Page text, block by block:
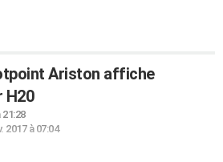
Ariston affiche
H20
21:28
2017 à 07:04